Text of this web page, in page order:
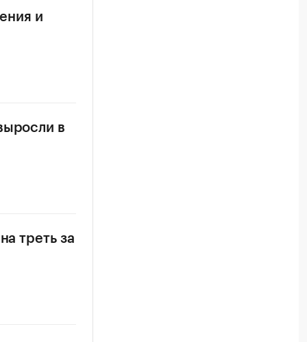
и
в
треть за